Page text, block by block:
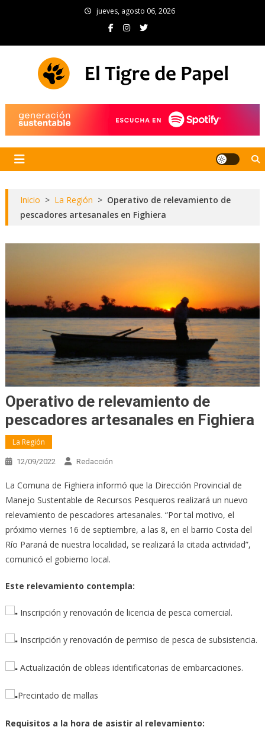
jueves, agosto 06, 2026
Inicio > La Región > Operativo de relevamiento de
pescadores artesanales en Fighiera
Operativo de relevamiento de
pescadores artesanales en Fighiera
La Región
12/09/2022 Redacción
La Comuna de Fighiera informó que la Dirección Provincial de
Manejo Sustentable de Recursos Pesqueros realizará un nuevo
relevamiento de pescadores artesanales. “Por tal motivo, el
próximo viernes 16 de septiembre, a las 8, en el barrio Costa del
Río Paraná de nuestra localidad, se realizará la citada actividad”,
comunicó el gobierno local.
Este relevamiento contempla:
Inscripción y renovación de licencia de pesca comercial.
Inscripción y renovación de permiso de pesca de subsistencia.
Actualización de obleas identificatorias de embarcaciones.
Precintado de mallas
Requisitos a la hora de asistir al relevamiento: